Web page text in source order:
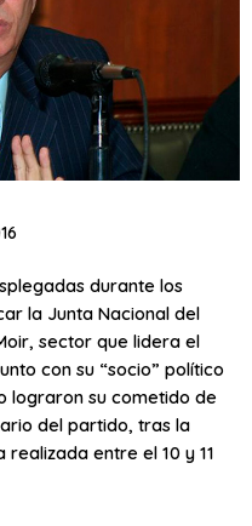
durante los
la Junta Nacional del
sector que lidera el
con su “socio” político
lograron su cometido de
del partido, tras la
entre el 10 y 11